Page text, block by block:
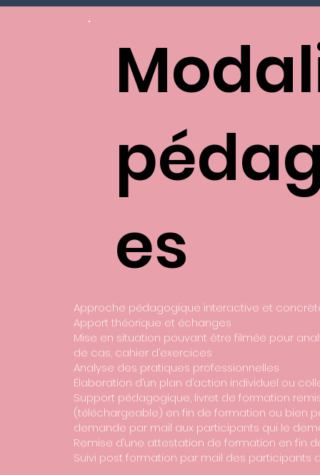
Approche pédagogique interactive et
Apport théorique et échanges
Mise en situation pouvant être filmée pour
de cas, cahier d’exercices
Analyse des pratiques professionnelles
Élaboration d’un plan d’action individuel ou
Support pédagogique, livret de formation
(téléchargeable) en fin de formation ou bien
demande par mail aux participants qui le
Remise d’une attestation de formation en fin
Suivi post formation par mail des participants
es